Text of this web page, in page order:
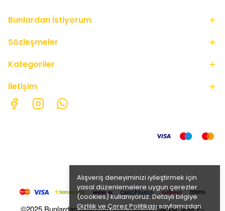
Alışveriş deneyiminizi iyileştirmek için
yasal düzenlemelere uygun çerezler
(cookies) kullanıyoruz. Detaylı bilgiye
Gizlilik ve Çerez Politikasısayfamızdan
Bunlardan İstiyorum
Sözleşmeler
Kategoriler
İletişim
©2025 Bunlardan İstiyorum Tüm Hakları Saklıdır. ikas E-